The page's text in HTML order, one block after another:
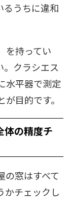
るうちに違和
を持ってい
。クラシエス
水平器で測定
目的です。
体の精度チ
の窓はすべて
かチェックし